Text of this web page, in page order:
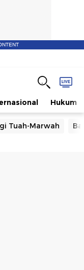
Hukum
Tuah-Marwah